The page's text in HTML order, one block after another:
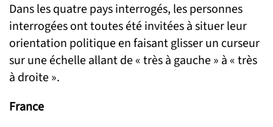
Dans les quatre pays interrogés, les personnes
interrogées ont toutes été invitées à situer leur
orientation politique en faisant glisser un curseur
sur une échelle allant de « très à gauche » à « très
à droite ».
France